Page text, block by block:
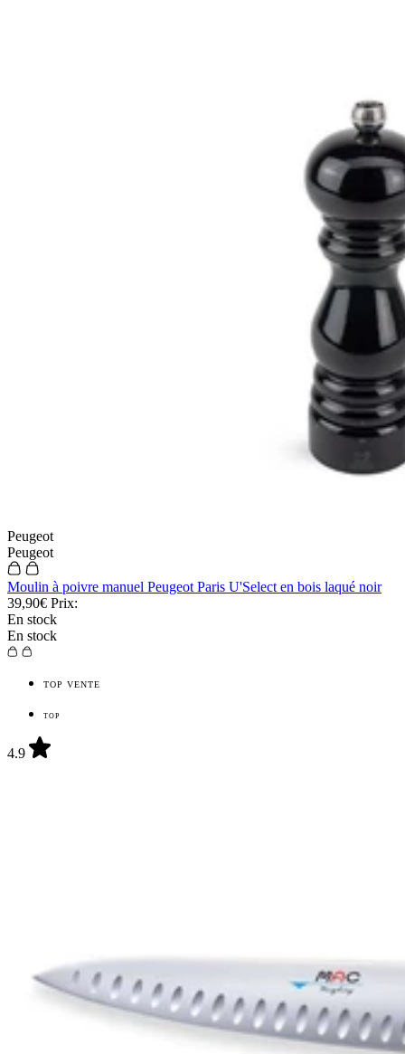
Peugeot
Peugeot
Moulin à poivre manuel Peugeot Paris U'Select en bois laqué noir
39,90€ Prix:
En stock
En stock
TOP VENTE
TOP
4.9